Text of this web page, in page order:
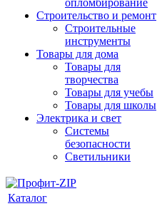
опломбирование
Строительство и ремонт
Строительные
инструменты
Товары для дома
Товары для
творчества
Товары для учебы
Товары для школы
Электрика и свет
Системы
безопасности
Светильники
Каталог